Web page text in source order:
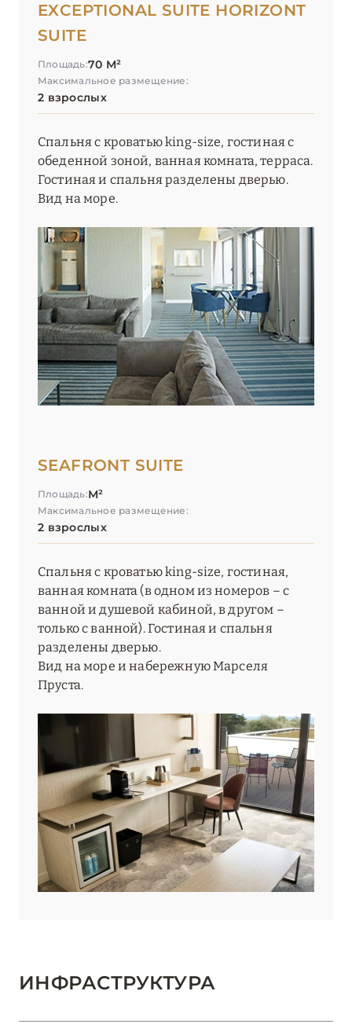
EXCEPTIONAL SUITE HORIZONT
SUITE
Площадь:70 М²
Максимальное размещение:
2 взрослых
Спальня с кроватью king-size, гостиная с
обеденной зоной, ванная комната, терраса.
Гостиная и спальня разделены дверью.
Вид на море.
SEAFRONT SUITE
Площадь:М²
Максимальное размещение:
2 взрослых
Спальня с кроватью king-size, гостиная,
ванная комната (в одном из номеров – с
ванной и душевой кабиной, в другом –
только с ванной). Гостиная и спальня
разделены дверью.
Вид на море и набережную Марселя
Пруста.
ИНФРАСТРУКТУРА